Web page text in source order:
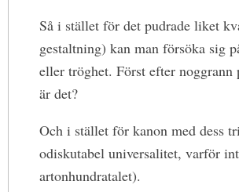
Så i stället för det pudrade liket
gestaltning) kan man försöka sig
eller tröghet. Först efter
är det?
Och i stället för kanon med dess
odiskutabel universalitet, varför
artonhundratalet).